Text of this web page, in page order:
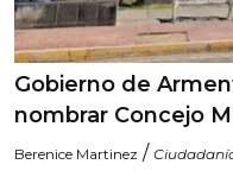
Gobierno de
nombrar Concejo
Berenice Martinez /